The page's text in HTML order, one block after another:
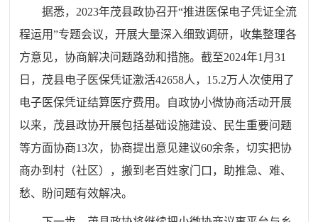
据悉，2023年茂县政协召开“推进医保电子凭证全流
程运用”专题会议，开展大量深入细致调研，收集整理各
方意见，协商解决问题路劲和措施。截至2024年1月31
日，茂县电子医保凭证激活42658人，15.2万人次使用了
电子医保凭证结算医疗费用。自政协小微协商活动开展
以来，茂县政协开展包括基础设施建设、民生重要问题
等方面协商13次，协商提出意见建议60余条，切实把协
商办到村（社区），搬到老百姓家门口，助推急、难、
愁、盼问题有效解决。